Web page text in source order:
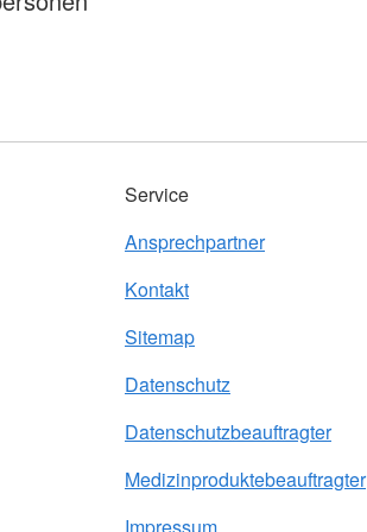
Service
Ansprechpartner
Kontakt
Sitemap
Datenschutz
Datenschutzbeauftragter
Medizinproduktebeauftragter